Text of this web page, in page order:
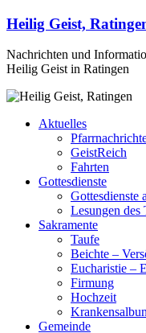
Heilig Geist,
Nachrichten und
Heilig Geist in Ratingen
Aktuelles
GeistReich
Fahrten
Gottesdienste
Gottesdienste
Lesungen des
Sakramente
Taufe
Beichte –
Eucharistie –
Firmung
Hochzeit
Gemeinde